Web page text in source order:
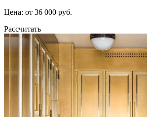
Цена: от 36 000 руб.
Рассчитать